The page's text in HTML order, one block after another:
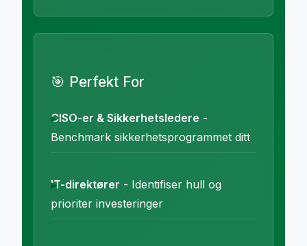
🎯 Perfekt For
CISO-er & Sikkerhetsledere -
Benchmark sikkerhetsprogrammet ditt
IT-direktører - Identifiser hull og
prioriter investeringer